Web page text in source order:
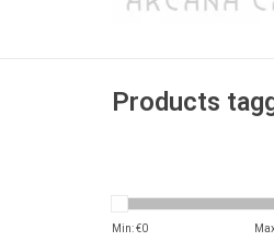
Products
Min: €0